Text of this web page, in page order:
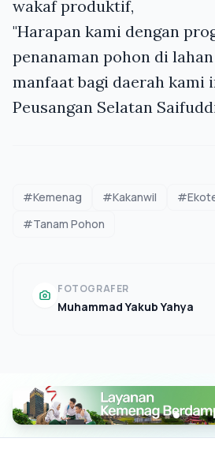
wakaf produktif,
"Harapan kami dengan
penanaman pohon di
manfaat bagi daerah kami
Peusangan Selatan
#Kemenag #Kakanwil
#Tanam Pohon
FOTOGRAFER
Muhammad Yakub Yahya